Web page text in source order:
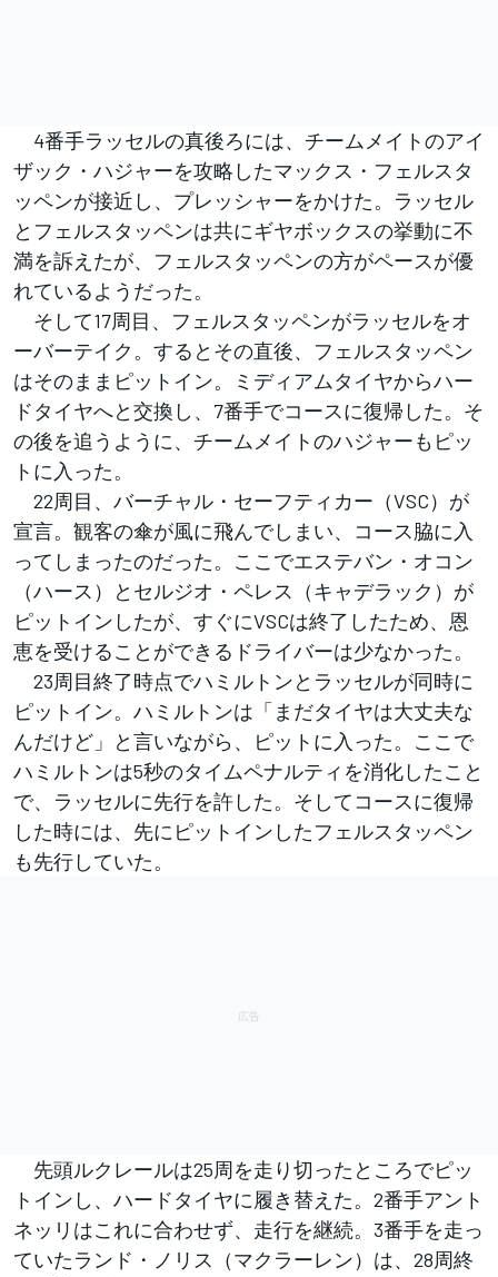
4番手ラッセルの真後ろには、チームメイトのアイ
ザック・ハジャーを攻略したマックス・フェルスタ
ッペンが接近し、プレッシャーをかけた。ラッセル
とフェルスタッペンは共にギヤボックスの挙動に不
満を訴えたが、フェルスタッペンの方がペースが優
れているようだった。
そして17周目、フェルスタッペンがラッセルをオ
ーバーテイク。するとその直後、フェルスタッペン
はそのままピットイン。ミディアムタイヤからハー
ドタイヤへと交換し、7番手でコースに復帰した。そ
の後を追うように、チームメイトのハジャーもピッ
トに入った。
22周目、バーチャル・セーフティカー（VSC）が
宣言。観客の傘が風に飛んでしまい、コース脇に入
ってしまったのだった。ここでエステバン・オコン
（ハース）とセルジオ・ペレス（キャデラック）が
ピットインしたが、すぐにVSCは終了したため、恩
恵を受けることができるドライバーは少なかった。
23周目終了時点でハミルトンとラッセルが同時に
ピットイン。ハミルトンは「まだタイヤは大丈夫な
んだけど」と言いながら、ピットに入った。ここで
ハミルトンは5秒のタイムペナルティを消化したこと
で、ラッセルに先行を許した。そしてコースに復帰
した時には、先にピットインしたフェルスタッペン
も先行していた。
先頭ルクレールは25周を走り切ったところでピッ
トインし、ハードタイヤに履き替えた。2番手アント
ネッリはこれに合わせず、走行を継続。3番手を走っ
ていたランド・ノリス（マクラーレン）は、28周終